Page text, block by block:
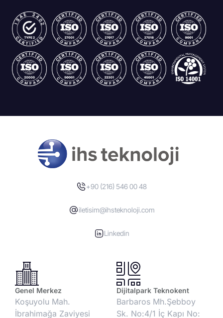
+90 (216) 546 00 48
iletisim@ihsteknoloji.com
Linkedin
Genel Merkez
Koşuyolu Mah.
İbrahimağa Zaviyesi
Dijitalpark Teknokent
Barbaros Mh.Şebboy
Sk. No:4/1 İç Kapı No: